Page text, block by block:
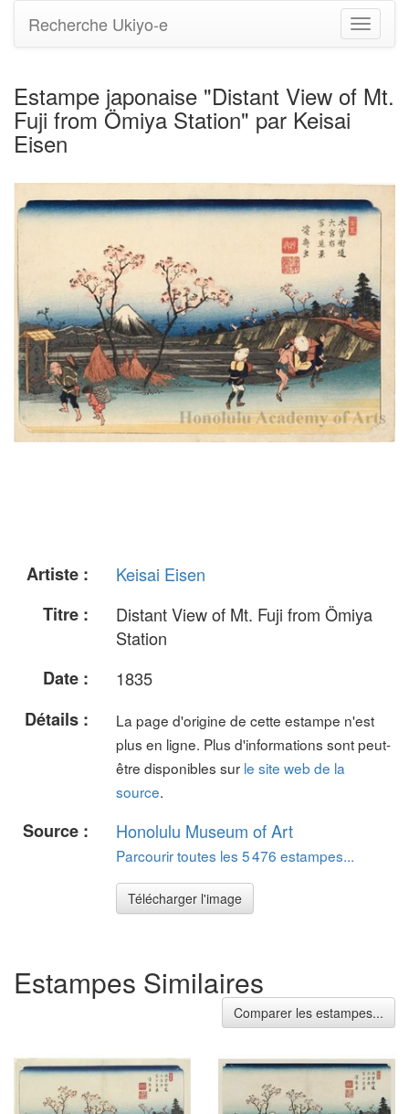
Basculer
la
Recherche Ukiyo-e
Estampe japonaise "Distant View of Mt.
Fuji from Ömiya Station" par Keisai
Eisen
Artiste :
Keisai Eisen
Titre :
Distant View of Mt. Fuji from Ömiya
Station
Date :
1835
Détails :
La page d'origine de cette estampe n'est
plus en ligne. Plus d'informations sont peut-
être disponibles sur le site web de la
source.
Source : Honolulu Museum of Art
Parcourir toutes les 5 476 estampes...
Télécharger l'image
Estampes Similaires
Comparer les estampes...